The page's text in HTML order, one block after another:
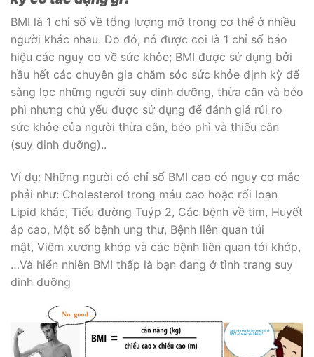
BMI là 1 chỉ số về tổng lượng mỡ trong cơ thể ở nhiều
người khác nhau. Do đó, nó được coi là 1 chỉ số báo
hiệu các nguy cơ về sức khỏe; BMI được sử dụng bởi
hầu hết các chuyên gia chăm sóc sức khỏe định kỳ để
sàng lọc những người suy dinh dưỡng, thừa cân và béo
phì nhưng chủ yếu được sử dụng để đánh giá rủi ro
sức khỏe của người thừa cân, béo phì và thiếu cân
(suy dinh dưỡng)..
Ví dụ: Những người có chỉ số BMI cao có nguy cơ mắc
phải như: Cholesterol trong máu cao hoặc rối loạn
Lipid khác, Tiểu đường Tuýp 2, Các bệnh về tim, Huyết
áp cao, Một số bệnh ung thư, Bệnh liên quan túi
mật, Viêm xương khớp và các bệnh liên quan tới khớp,
…Và hiển nhiên BMI thấp là bạn đang ở tình trang suy
dinh dưỡng